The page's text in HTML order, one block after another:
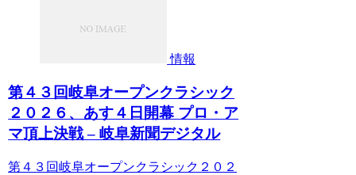
情報
第４３回岐阜オープンクラシック
２０２６、あす４日開幕 プロ・ア
マ頂上決戦 – 岐阜新聞デジタル
第４３回岐阜オープンクラシック２０２